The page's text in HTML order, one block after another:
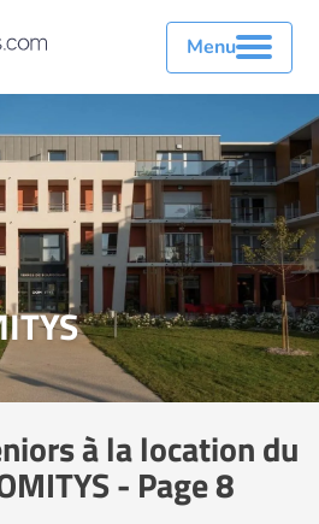
Menu
à la location du
- Page 8